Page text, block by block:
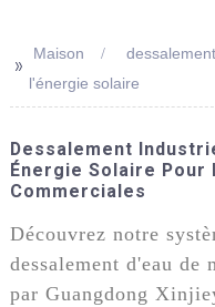
>> Maison
l'énergie solaire
Dessalement
Énergie Solaire Pour
Commerciales
Découvrez notre
dessalement d'eau
par Guangdong